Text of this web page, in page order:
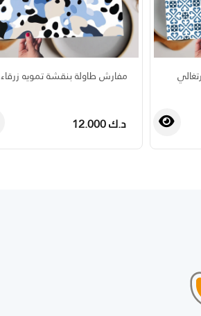
مفارش طاولة بنقشة تمويه زرقاء
د.ك 12.000